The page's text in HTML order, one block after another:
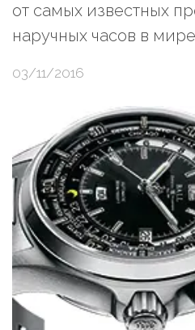
от самых известных
наручных часов в
03/11/2016